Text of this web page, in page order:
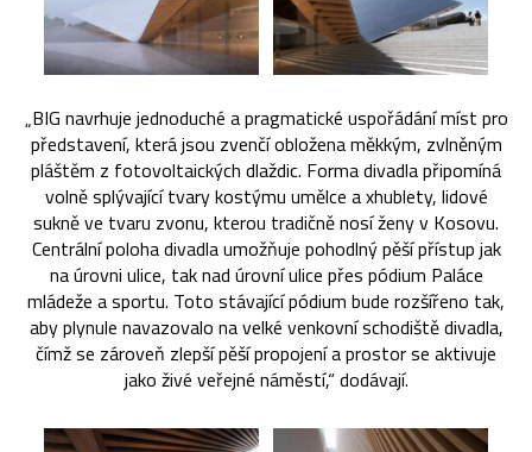
„BIG navrhuje jednoduché a pragmatické uspořádání míst pro
představení, která jsou zvenčí obložena měkkým, zvlněným
pláštěm z fotovoltaických dlaždic. Forma divadla připomíná
volně splývající tvary kostýmu umělce a xhublety, lidové
sukně ve tvaru zvonu, kterou tradičně nosí ženy v Kosovu.
Centrální poloha divadla umožňuje pohodlný pěší přístup jak
na úrovni ulice, tak nad úrovní ulice přes pódium Paláce
mládeže a sportu. Toto stávající pódium bude rozšířeno tak,
aby plynule navazovalo na velké venkovní schodiště divadla,
čímž se zároveň zlepší pěší propojení a prostor se aktivuje
jako živé veřejné náměstí,“ dodávají.